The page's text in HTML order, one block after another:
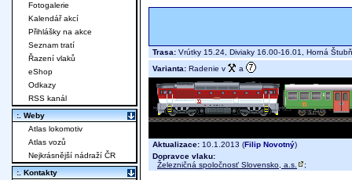
Trasa: Vrútky 15.24, Diviaky 16.00-16.01, Horná
Varianta: Radenie v a
Aktualizace: 10.1.2013 (Filip Novotný)
Dopravce vlaku:
Železničná spoločnosť Slovensko, a.s.
;
Fotogalerie
Kalendář akcí
Přihlášky na akce
Seznam tratí
Řazení vlaků
eShop
Odkazy
RSS kanál
:. Weby
Atlas lokomotiv
Atlas vozů
Nejkrásnější nádraží ČR
:. Kontakty